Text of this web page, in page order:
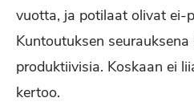
vuotta, ja potilaat olivat ei-
Kuntoutuksen
produktiivisia. Koskaan ei
kertoo.